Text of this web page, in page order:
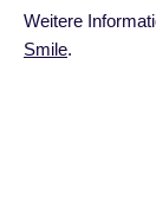
Weitere
Smile.